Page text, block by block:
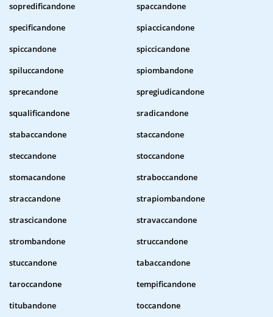
sopredificandone
spaccandone
specificandone
spiaccicandone
spiccandone
spiccicandone
spiluccandone
spiombandone
sprecandone
spregiudicandone
squalificandone
sradicandone
stabaccandone
staccandone
steccandone
stoccandone
stomacandone
straboccandone
straccandone
strapiombandone
strascicandone
stravaccandone
strombandone
struccandone
stuccandone
tabaccandone
taroccandone
tempificandone
titubandone
toccandone